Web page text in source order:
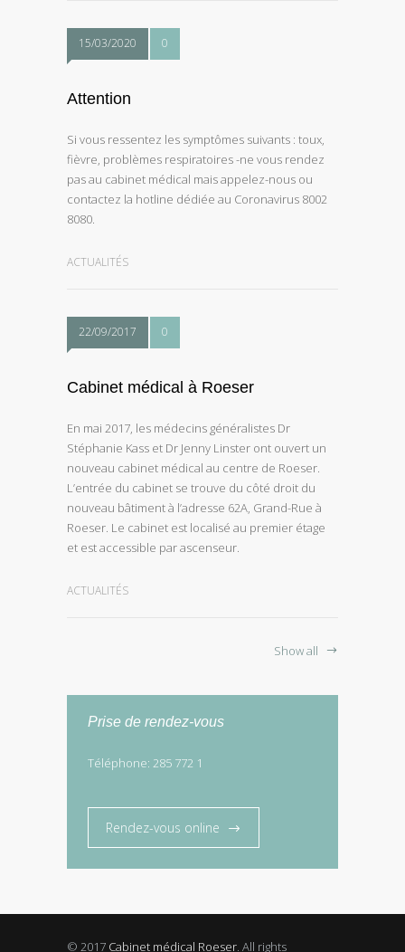
15/03/2020 0
Attention
Si vous ressentez les symptômes suivants : toux,
fièvre, problèmes respiratoires -ne vous rendez
pas au cabinet médical mais appelez-nous ou
contactez la hotline dédiée au Coronavirus 8002
8080.
ACTUALITÉS
22/09/2017 0
Cabinet médical à Roeser
En mai 2017, les médecins généralistes Dr
Stéphanie Kass et Dr Jenny Linster ont ouvert un
nouveau cabinet médical au centre de Roeser.
L’entrée du cabinet se trouve du côté droit du
nouveau bâtiment à l’adresse 62A, Grand-Rue à
Roeser. Le cabinet est localisé au premier étage
et est accessible par ascenseur.
ACTUALITÉS
Show all
Prise de rendez-vous
Téléphone: 285 772 1
Rendez-vous online
© 2017 Cabinet médical Roeser. All rights